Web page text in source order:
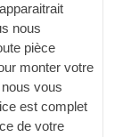
nous
pièce
monter votre
vous
est complet
de votre